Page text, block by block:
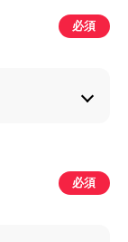
必須
必須